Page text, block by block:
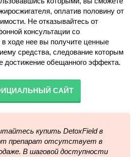
оплатив половину от
Не отказывайтесь от
консультации со
ходе нее вы получите ценные
средства, следование которым
достижение обещанного эффекта.
САЙТ
купить DetoxField в
препарат отсутствует в
В шаговой доступности